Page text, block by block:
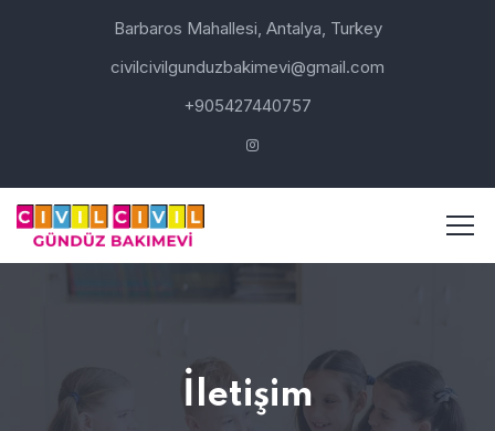
Barbaros Mahallesi, Antalya, Turkey
civilcivilgunduzbakimevi@gmail.com
+905427440757
İletişim